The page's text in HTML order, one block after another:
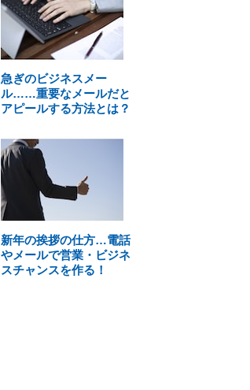
急ぎのビジネスメー
ル……重要なメールだと
アピールする方法とは？
新年の挨拶の仕方…電話
やメールで営業・ビジネ
スチャンスを作る！